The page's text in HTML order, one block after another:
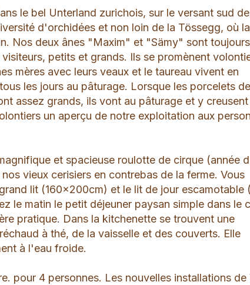
le bel Unterland zurichois, sur le versant sud de
d'orchidées et non loin de la Tössegg, où la
Nos deux ânes "Maxim" et "Sämy" sont toujours
petits et grands. Ils se promènent
mères avec leurs veaux et le taureau vivent en
les jours au pâturage. Lorsque les porcelets
assez grands, ils vont au pâturage et y
un aperçu de notre exploitation aux
et spacieuse roulotte de cirque (année
vieux cerisiers en contrebas de la ferme. Vous
lit (160x200cm) et le lit de jour escamotable
le matin le petit déjeuner paysan simple dans le
pratique. Dans la kitchenette se trouvent une
à thé, de la vaisselle et des couverts. Elle
à l'eau froide.
pour 4 personnes. Les nouvelles installations de